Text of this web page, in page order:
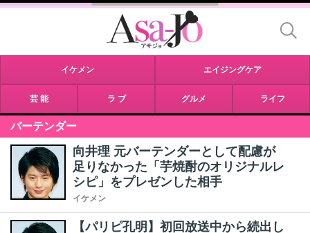
イケメン エイジングケア
芸 能 ラ ブ グルメ ライフ
バーテンダー
向井理 元バーテンダーとして配慮が
足りなかった「芋焼酎のオリジナルレ
シピ」をプレゼンした相手
イケメン
【パリピ孔明】初回放送中から続出し